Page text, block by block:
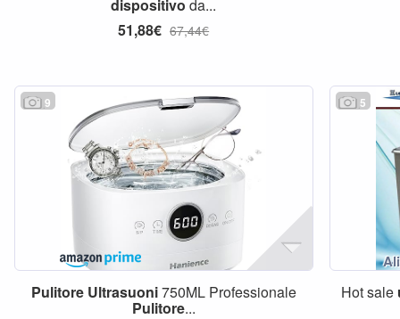
dispositivo da...
51,88€ 67,44€
9
Pulitore Ultrasuoni750ML Professionale
Pulitore...
5
Hot sale